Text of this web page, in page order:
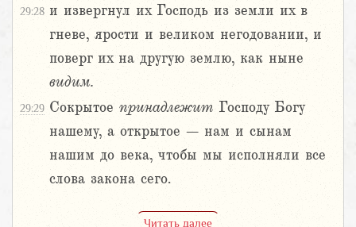
29:28 и извергнул их Господь из земли их в
гневе, ярости и великом негодовании, и
поверг их на другую землю, как ныне
видим.
29:29 Сокрытое принадлежит Господу Богу
нашему, а открытое – нам и сынам
нашим до века, чтобы мы исполняли все
слова закона сего.
Читать далее